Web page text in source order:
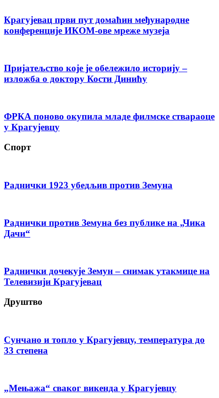
Крагујевац први пут домаћин међународне
конференције ИКОМ-ове мреже музеја
Пријатељство које је обележило историју –
изложба о доктору Кости Динићу
ФРКА поново окупила младе филмске ствараоце
у Крагујевцу
Спорт
Раднички 1923 убедљив против Земуна
Раднички против Земуна без публике на „Чика
Дачи“
Раднички дочекује Земун – снимак утакмице на
Телевизији Крагујевац
Друштво
Сунчано и топло у Крагујевцу, температура до
33 степена
„Мењажа“ сваког викенда у Крагујевцу